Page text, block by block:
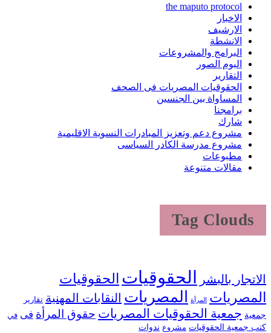
the maputo protocol
الاخبار
الارشيف
الانشطة
البرامج والمشروعات
البوم الصور
التقارير
الحقوقيات المصريات فى الصحف
المساواة بين الجنسين
برامجنا
شارك
مشروع دعم وتعزيز المبادرات النسوية الاقليمية
مشروع مدرسة الكادر السياسى
مطبوعات
مقالات متنوعة
Tag Clouds
بالبشر الحقوقياتالحقوقيات
المرأة المصرياتالنقابات المهنية تقارير
جمعية الحقوقيات المصرياتحقوق المرأة فى في
جمعية الحقوقيات مشروع ندوات